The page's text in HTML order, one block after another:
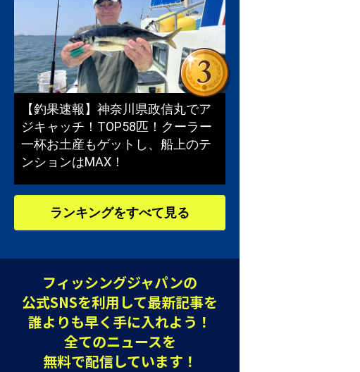
【釣果速報】神奈川県政信丸でア
ジキャッチ！TOP58匹！クーラー
一杯お土産もゲットし、船上のテ
ンションはMAX！
ランキングをすべて見る
フィッシングジャパンの
公式SNSを利用して最新記事を
誰よりも早く手に入れよう！
全てのニュースを
無料で配信しています！